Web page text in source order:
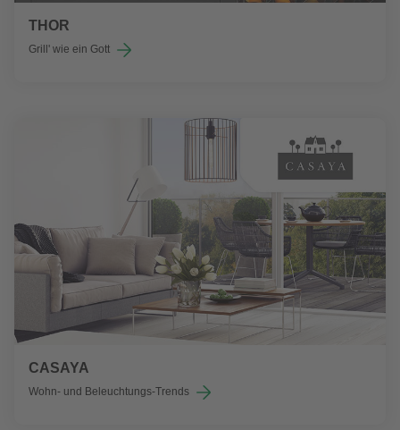
THOR
Grill' wie ein Gott
CASAYA
Wohn- und Beleuchtungs-Trends